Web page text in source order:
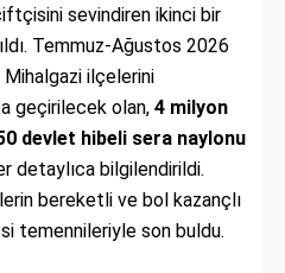
sevindiren ikinci bir
Temmuz-Ağustos 2026
Mihalgazi ilçelerini
geçirilecek olan, 4 milyon
devlet hibeli sera naylonu
detaylıca bilgilendirildi.
bereketli ve bol kazançlı
temennileriyle son buldu.